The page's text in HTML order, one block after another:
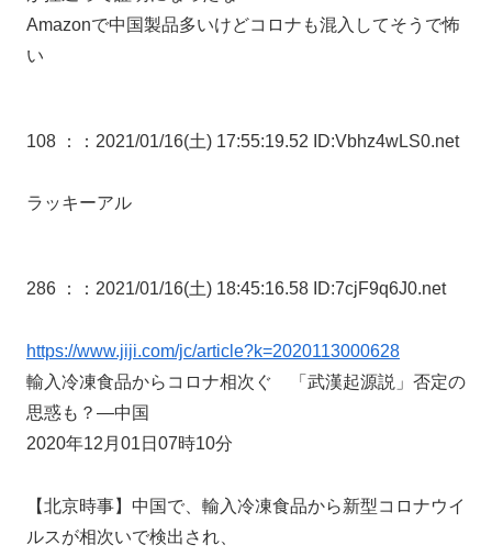
Amazonで中国製品多いけどコロナも混入してそうで怖
い
108 ： ：2021/01/16(土) 17:55:19.52 ID:Vbhz4wLS0.net
ラッキーアル
286 ： ：2021/01/16(土) 18:45:16.58 ID:7cjF9q6J0.net
https://www.jiji.com/jc/article?k=2020113000628
輸入冷凍食品からコロナ相次ぐ 「武漢起源説」否定の
思惑も？―中国
2020年12月01日07時10分
【北京時事】中国で、輸入冷凍食品から新型コロナウイ
ルスが相次いで検出され、